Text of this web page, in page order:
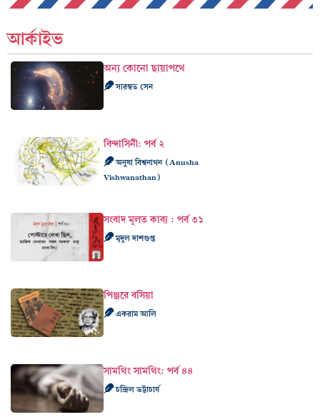
আর্কাইভ
অন্য কোনো ছায়াপথে
সারস্বত সেন
বিন্দাসিনী: পর্ব ২
অনুষা বিশ্বনাথন (Anusha
Vishwanathan)
সংবাদ মূলত কাব্য : পর্ব ৩১
মৃদুল দাশগুপ্ত
পিঞ্জরে বসিয়া
একরাম আলি
সামথিং সামথিং: পর্ব ৪৪
চন্দ্রিল ভট্টাচার্য